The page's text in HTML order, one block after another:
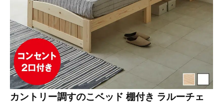
カントリー調すのこベッド 棚付き ラルーチェ